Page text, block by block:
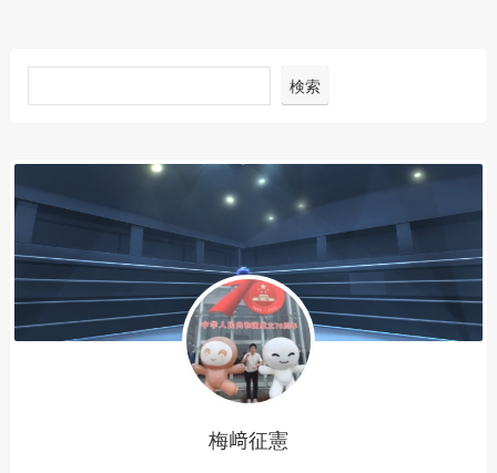
検索
梅﨑征憲